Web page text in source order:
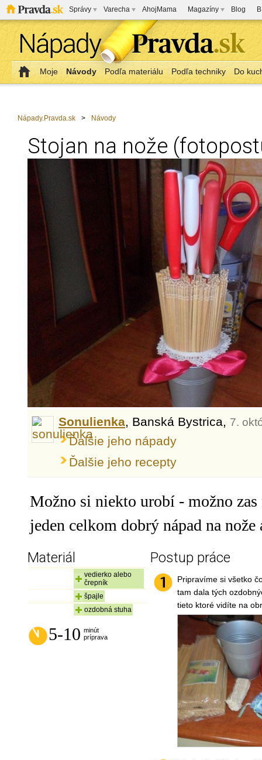
Správy Varecha AhojMama Magazíny Blog
Moje Návody Podľa materiálu Podľa techniky Do
Nápady.Pravda.sk > Návody
Stojan na nože
Sonulienka, Banská Bystrica, 7.
Ďalšie jeho nápady
Ďalšie jeho recepty
Možno si niekto urobí - možno
jeden celkom dobrý nápad na nože
Materiál
vedierko alebo
črepník
špajle
ozdobná stuha
5-10 minút
príprava
Postup práce
Pripravíme si všetko
tam dala tých
tieto ktoré vidíte na